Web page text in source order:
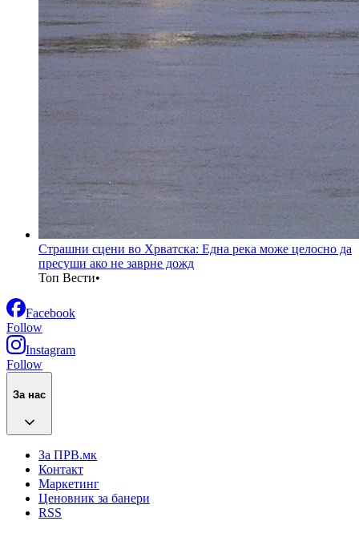
Страшни сцени во Хрватска: Една река може целосно да
пресуши ако не заврне дожд
Топ Вести•
Facebook
Follow
Instagram
Follow
За нас
За ПРВ.мк
Контакт
Маркетинг
Ценовник за банери
RSS